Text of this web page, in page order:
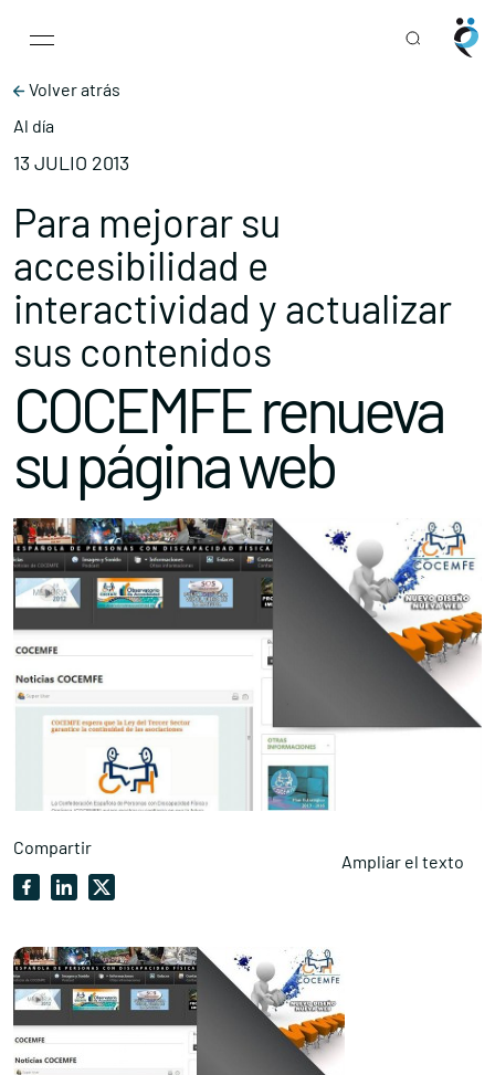
Main Navigation
Volver atrás
Al día
13 JULIO 2013
Para mejorar su
accesibilidad e
interactividad y actualizar
sus contenidos
COCEMFE renueva
su página web
Compartir
Ampliar el texto